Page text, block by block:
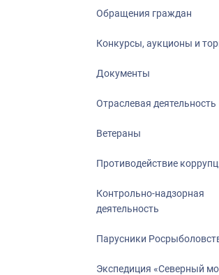
Обращения граждан
Конкурсы, аукционы и
Документы
Отраслевая деятельность
Ветераны
Противодействие
Контрольно-надзорная
деятельность
Парусники
Экспедиция «Северный